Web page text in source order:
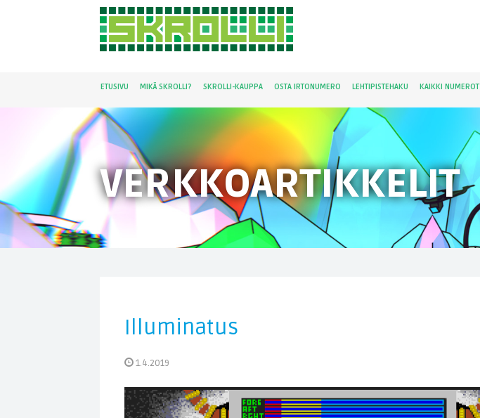
ETUSIVU MIKÄ SKROLLI? SKROLLI-KAUPPA OSTA IRTONUMERO LEHTIPISTEHAKU KAIKKI NUMEROT
VERKKOARTIKKELIT
Illuminatus
1.4.2019